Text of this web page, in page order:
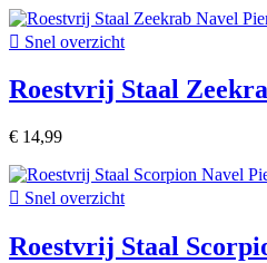
 Snel overzicht
Roestvrij Staal
€ 14,99
 Snel overzicht
Roestvrij Staal